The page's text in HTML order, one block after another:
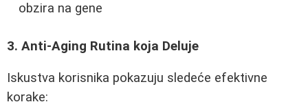
obzira na gene
3. Anti-Aging Rutina koja Deluje
Iskustva korisnika pokazuju sledeće efektivne
korake: